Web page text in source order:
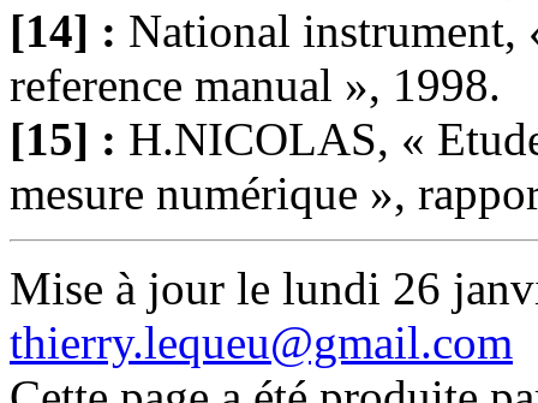
[14] : National
reference manual », 1998.
[15] : H.NICOLAS, «
mesure numérique »,
Mise à jour le lundi 26
thierry.lequeu@gmail.com